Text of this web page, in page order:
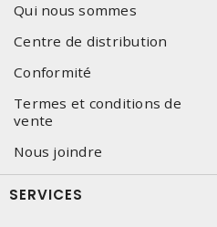
Qui nous sommes
Centre de distribution
Conformité
Termes et conditions de
vente
Nous joindre
SERVICES